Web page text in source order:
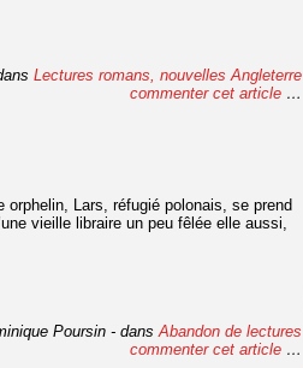
Lectures romans, nouvelles Angleterre
commenter cet article …
Lars, réfugié polonais, se prend
vieille libraire un peu fêlée elle aussi,
Poursin - dansAbandon de lectures
commenter cet article …